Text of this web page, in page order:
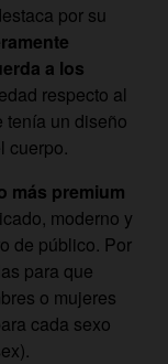
por su
a los
respecto al
tenía un diseño
cuerpo.
más premium
moderno y
de público. Por
para que
o mujeres
cada sexo